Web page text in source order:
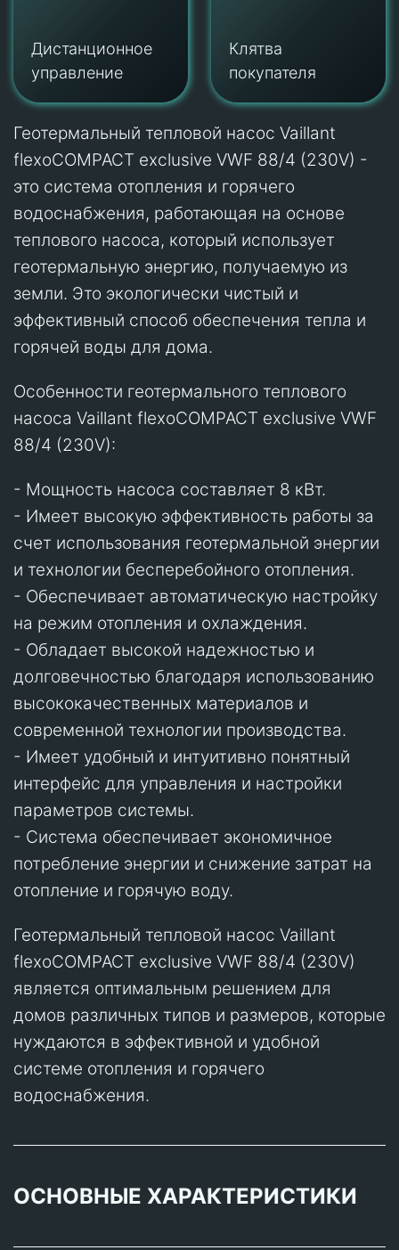
Дистанционное
управление
Клятва
покупателя
Геотермальный тепловой насос Vaillant
flexoCOMPACT exclusive VWF 88/4 (230V) -
это система отопления и горячего
водоснабжения, работающая на основе
теплового насоса, который использует
геотермальную энергию, получаемую из
земли. Это экологически чистый и
эффективный способ обеспечения тепла и
горячей воды для дома.
Особенности геотермального теплового
насоса Vaillant flexoCOMPACT exclusive VWF
88/4 (230V):
- Мощность насоса составляет 8 кВт.
- Имеет высокую эффективность работы за
счет использования геотермальной энергии
и технологии бесперебойного отопления.
- Обеспечивает автоматическую настройку
на режим отопления и охлаждения.
- Обладает высокой надежностью и
долговечностью благодаря использованию
высококачественных материалов и
современной технологии производства.
- Имеет удобный и интуитивно понятный
интерфейс для управления и настройки
параметров системы.
- Система обеспечивает экономичное
потребление энергии и снижение затрат на
отопление и горячую воду.
Геотермальный тепловой насос Vaillant
flexoCOMPACT exclusive VWF 88/4 (230V)
является оптимальным решением для
домов различных типов и размеров, которые
нуждаются в эффективной и удобной
системе отопления и горячего
водоснабжения.
ОСНОВНЫЕ ХАРАКТЕРИСТИКИ